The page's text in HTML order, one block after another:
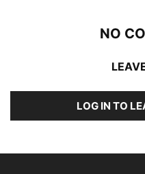
NO
LOG IN TO